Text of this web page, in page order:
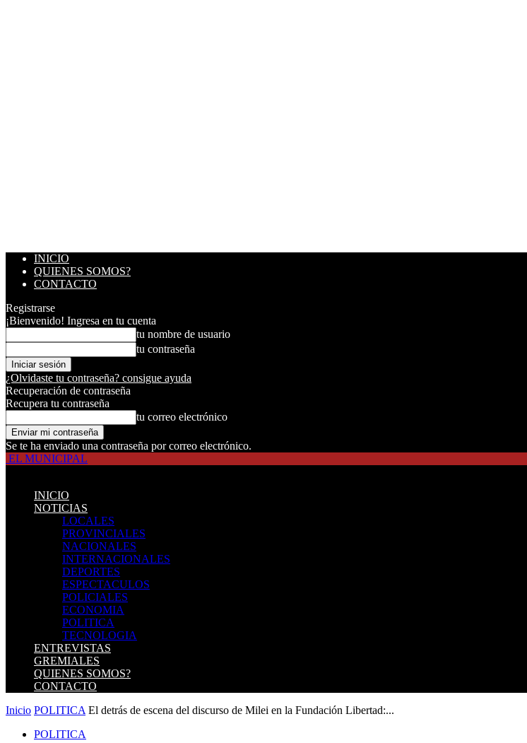
INICIO
QUIENES SOMOS?
CONTACTO
Registrarse
¡Bienvenido! Ingresa en tu cuenta
tu nombre de usuario
tu contraseña
¿Olvidaste tu contraseña? consigue ayuda
Recuperación de contraseña
Recupera tu contraseña
tu correo electrónico
Se te ha enviado una contraseña por correo electrónico.
EL MUNICIPAL
INICIO
NOTICIAS
LOCALES
PROVINCIALES
NACIONALES
INTERNACIONALES
DEPORTES
ESPECTACULOS
POLICIALES
ECONOMIA
POLITICA
TECNOLOGIA
ENTREVISTAS
GREMIALES
QUIENES SOMOS?
CONTACTO
Inicio POLITICA El detrás de escena del discurso de Milei en la Fundación Libertad:...
POLITICA